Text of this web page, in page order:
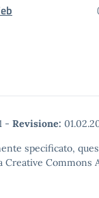
- Revisione:
specificato,
Creative Commons